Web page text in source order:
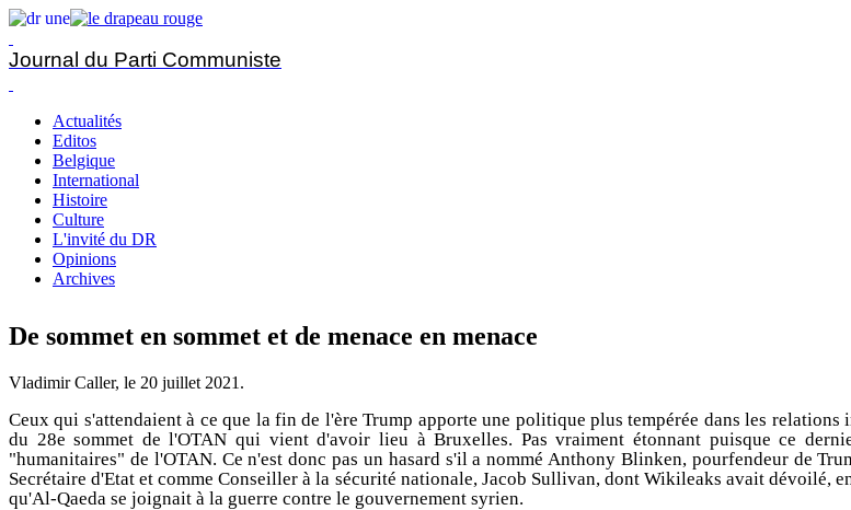
Journal du Parti Communiste
Actualités
Editos
Belgique
International
Histoire
Culture
L'invité du DR
Opinions
Archives
De sommet en sommet et de menace en menace
Vladimir Caller, le 20 juillet 2021 .
Ceux qui s'attendaient à ce que la fin de l'ère Trump apporte une politique plus tempérée dans les
du 28e sommet de l'OTAN qui vient d'avoir lieu à Bruxelles. Pas vraiment étonnant puisque ce
"humanitaires" de l'OTAN. Ce n'est donc pas un hasard s'il a nommé Anthony Blinken, pourfendeur de
Secrétaire d'Etat et comme Conseiller à la sécurité nationale, Jacob Sullivan, dont Wikileaks avait
qu'Al-Qaeda se joignait à la guerre contre le gouvernement syrien.